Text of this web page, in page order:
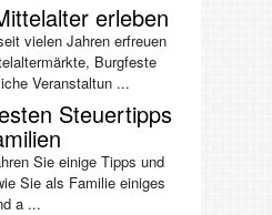
erleben
vielen Jahren erfreuen
Burgfeste
Veranstaltun ...
Steuertipps
Sie einige Tipps und
Sie als Familie einiges
a ...